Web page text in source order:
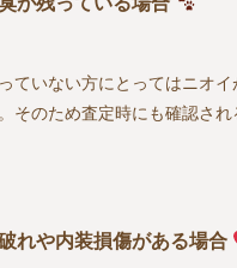
ていない方にとってはニオイ
そのため査定時にも確認さ
れや内装損傷がある場合